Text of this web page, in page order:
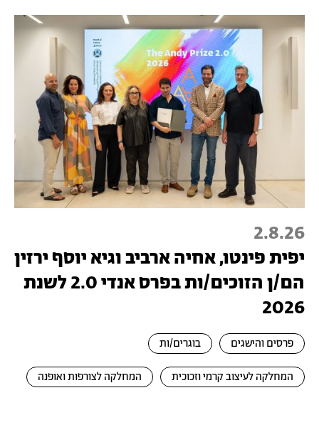
2.8.26
יפית פינטו, אחיה ארביב וגיא יוסף ירזין
הם/ן הזוכים/ות בפרס אנדי 2.0 לשנת
2026
פרסים והישגים בוגרים/ות
המחלקה לעיצוב קרמי וזכוכית המחלקה לצורפות ואופנה